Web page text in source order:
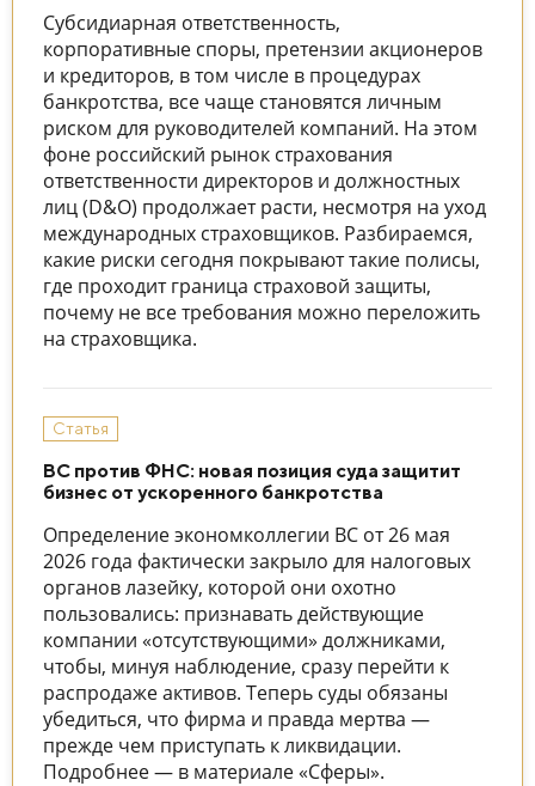
Субсидиарная ответственность,
корпоративные споры, претензии акционеров
и кредиторов, в том числе в процедурах
банкротства, все чаще становятся личным
риском для руководителей компаний. На этом
фоне российский рынок страхования
ответственности директоров и должностных
лиц (D&O) продолжает расти, несмотря на уход
международных страховщиков. Разбираемся,
какие риски сегодня покрывают такие полисы,
где проходит граница страховой защиты,
почему не все требования можно переложить
на страховщика.
Статья
ВС против ФНС: новая позиция суда защитит
бизнес от ускоренного банкротства
Определение экономколлегии ВС от 26 мая
2026 года фактически закрыло для налоговых
органов лазейку, которой они охотно
пользовались: признавать действующие
компании «отсутствующими» должниками,
чтобы, минуя наблюдение, сразу перейти к
распродаже активов. Теперь суды обязаны
убедиться, что фирма и правда мертва —
прежде чем приступать к ликвидации.
Подробнее — в материале «Сферы».